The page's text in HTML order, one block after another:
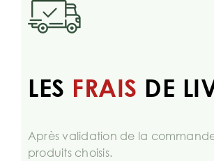
LES FRAIS DE
Après validation de la
produits choisis.